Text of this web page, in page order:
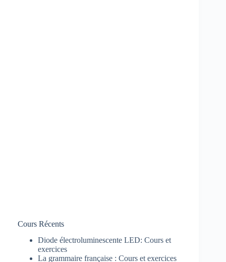
Cours Récents
Diode électroluminescente LED: Cours et
exercices
La grammaire française : Cours et exercices